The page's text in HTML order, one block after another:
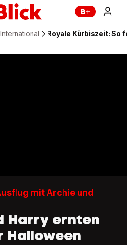
Royale Kürbiszeit: So
mit Archie und
Harry ernten
Halloween